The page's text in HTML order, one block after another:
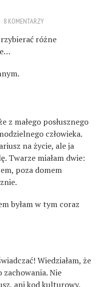
8 KOMENTARZY
różne
z małego posłusznego
człowieka.
na życie, ale ja
Twarze miałam dwie:
poza domem
byłam w tym coraz
Wiedziałam, że
zachowania. Nie
ani kod kulturowy.